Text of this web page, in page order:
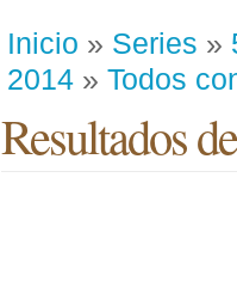
Inicio » Series »
2014 » Todos
Resultados